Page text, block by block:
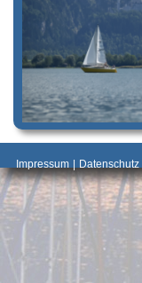
Impressum | Datenschutz